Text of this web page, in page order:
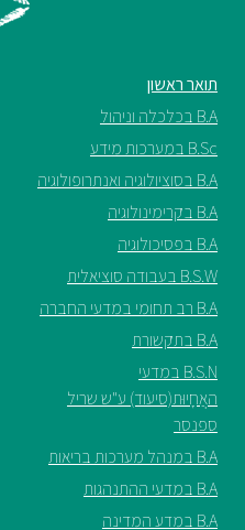
תואר ראשון
B.A בכלכלה וניהול
B.Sc במערכות מידע
B.A בסוציולוגיה ואנתרופולוגיה
B.A בקרימינולוגיה
B.A בפסיכולוגיה
B.S.W בעבודה סוציאלית
B.A רב תחומי במדעי החברה
B.A בתקשורת
B.S.N במדעי
האֲחָיוּת(סיעוד) ע"ש שריל
ספנסר
B.A במנהל מערכות בריאות
B.A במדעי ההתנהגות
B.A במדע המדינה